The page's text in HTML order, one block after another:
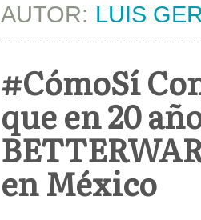
AUTOR: LUIS
#CómoSí
que en 20
en México